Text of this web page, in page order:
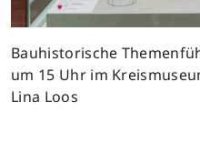
Bauhistorische
um 15 Uhr im
Lina Loos